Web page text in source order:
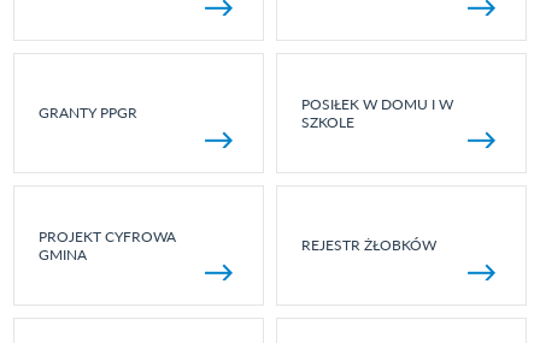
GRANTY PPGR
POSIŁEK W DOMU I W
SZKOLE
PROJEKT CYFROWA
GMINA
REJESTR ŻŁOBKÓW